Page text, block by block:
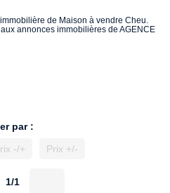
de Maison à vendre Cheu.
annonces immobilières de AGENCE
par :
-/+ Prix +/-
1/1